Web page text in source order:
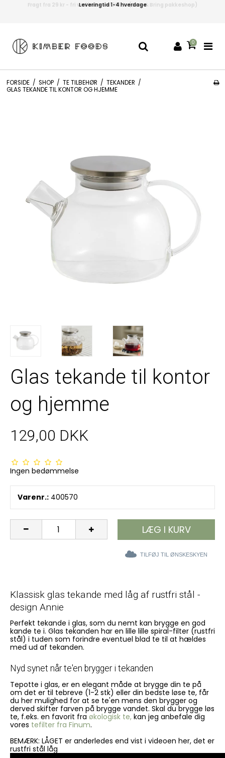
Leveringtid 1-4 hverdage
0
FORSIDE / SHOP / TE TILBEHØR / TEKANDER /
GLAS TEKANDE TIL KONTOR OG HJEMME
Glas tekande til kontor
og hjemme
129,00 DKK
Ingen bedømmelse
Varenr.: 400570
LÆG I KURV
TILFØJ TIL ØNSKESKYEN
Klassisk glas tekande med låg af rustfri stål -
design Annie
Perfekt tekande i glas, som du nemt kan brygge en god
kande te i. Glas tekanden har en lille lille spiral-filter (rustfri
stål) i tuden som forindre eventuel blad te til at hældes
med ud af tekanden.
Nyd synet når te'en brygger i tekanden
Tepotte i glas, er en elegant måde at brygge din te på
om det er til tebreve (1-2 stk) eller din bedste løse te, får
du her mulighed for at se te'en mens den brygger og
derved skifter farven på brygge vandet. Skal du brygge løs
te, f.eks. en favorit fra økologisk te, kan jeg anbefale dig
vores tefilter fra Finum.
BEMÆRK: LÅGET er anderledes end vist i videoen her, det er
rustfri stål låg